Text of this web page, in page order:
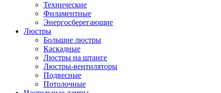
Технические
Филаментные
Энергосберегающие
Люстры
Большие люстры
Каскадные
Люстры на штанге
Люстры-вентиляторы
Подвесные
Потолочные